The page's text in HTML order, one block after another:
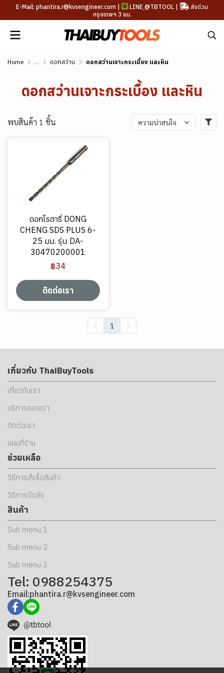
E-Mail: phantira.r@kvsengineer.com | LINE @TBTOOL |
ส่งด่วน
กรุงเทพฯ 3 ชม.
Home ... ดอกสว่าน ดอกสว่านเจาะกระเบื้อง และหิน
ดอกสว่านเจาะกระเบื้อง และหิน
พบสินค้า 1 ชิ้น ความน่าสนใจ
ดอกโรตารี่ DONG
CHENG SDS PLUS 6-
25 มม. รุ่น DA-
30470200001
฿34
ติดต่อเรา
1
เกี่ยวกับ ThaiBuyTools
เกี่ยวกับเรา
บริการของเรา
ติดต่อเรา
แผนที่ร้าน
ช่วยเหลือ
วิธีการสั่งซื้อสินค้า
วิธีการจัดส่ง
สินค้า
Sub menu 1
Sub menu 2
Sub menu 3
Tel: 0988254375
Email:phantira.r@kvsengineer.com
@tbtool